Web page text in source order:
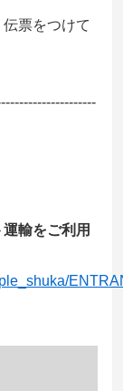
票をつけて
輸をご利用